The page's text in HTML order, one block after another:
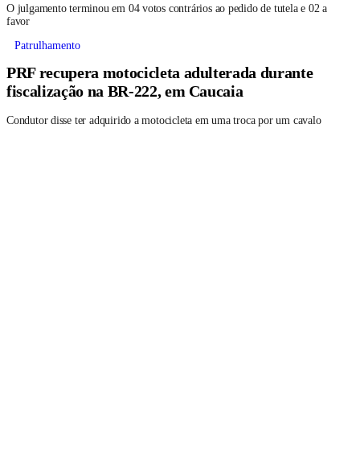
O julgamento terminou em 04 votos contrários ao pedido de tutela e 02 a
favor
Patrulhamento
PRF recupera motocicleta adulterada durante
fiscalização na BR-222, em Caucaia
Condutor disse ter adquirido a motocicleta em uma troca por um cavalo